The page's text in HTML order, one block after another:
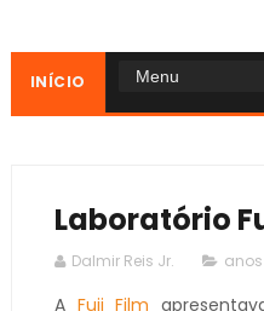
INÍCIO
Laboratório
Dalmir Reis Jr.
A Fuji Film